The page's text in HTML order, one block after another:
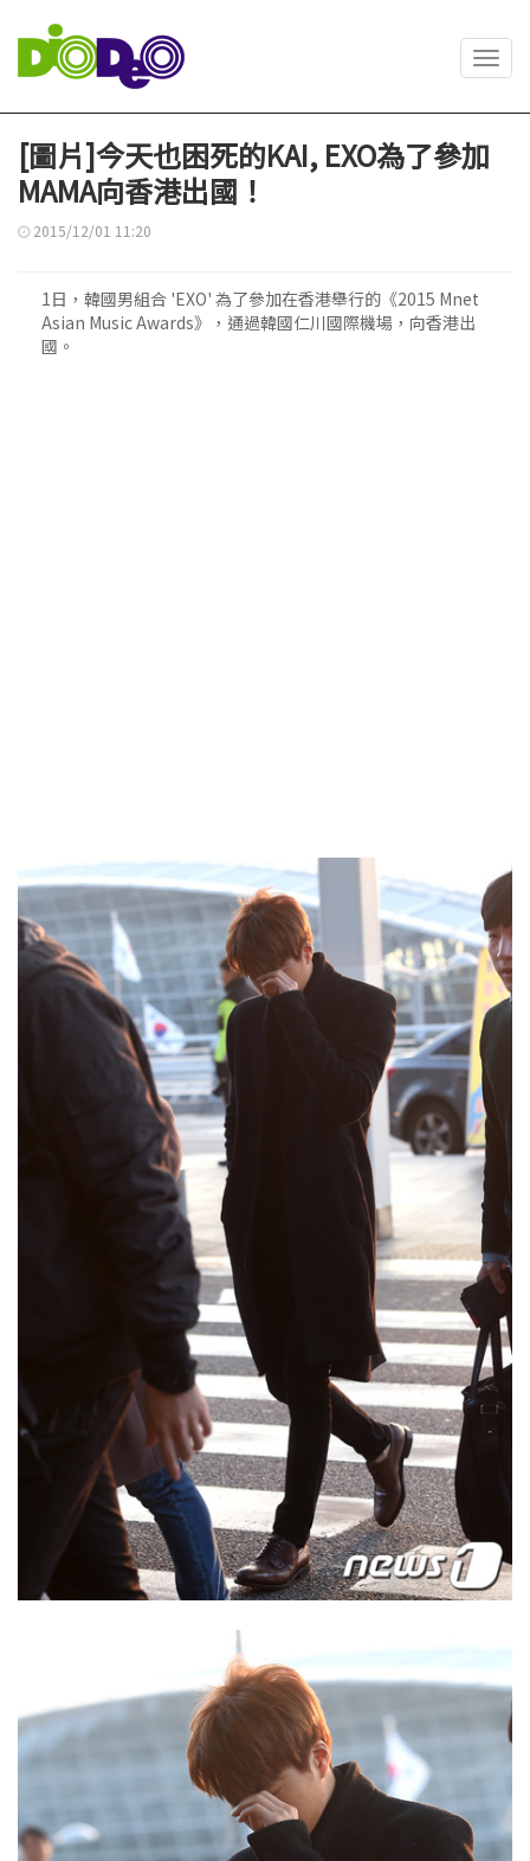
[圖片]今天也困死的KAI, EXO為了參加
MAMA向香港出國！
2015/12/01 11:20
1日，韓國男組合 'EXO' 為了參加在香港舉行的《2015 Mnet
Asian Music Awards》，通過韓國仁川國際機場，向香港出
國。